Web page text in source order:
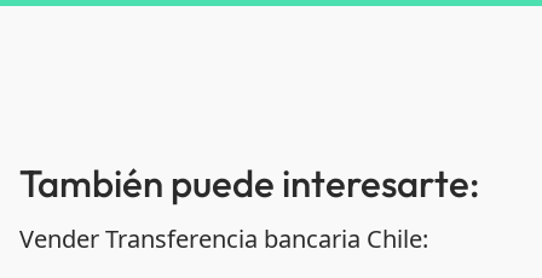
También puede interesarte:
Vender Transferencia bancaria Chile: